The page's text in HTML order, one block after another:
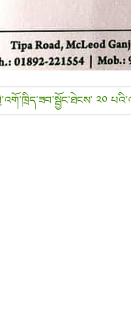
༢༠